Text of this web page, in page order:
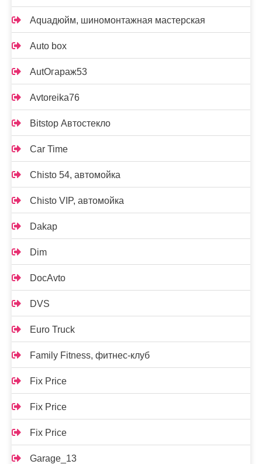
Aquaдюйм, шиномонтажная мастерская
Auto box
AutOгараж53
Avtoreika76
Bitstop Автостекло
Car Time
Chisto 54, автомойка
Chisto VIP, автомойка
Dakap
Dim
DocAvto
DVS
Euro Truck
Family Fitness, фитнес-клуб
Fix Price
Fix Price
Fix Price
Garage_13